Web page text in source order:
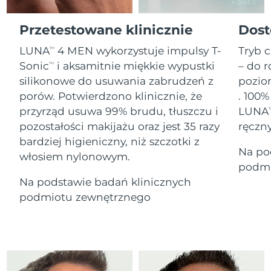
Przetestowane klinicznie
LUNATM
4 MEN wykorzystuje impulsy T-
SonicTM
i aksamitnie miękkie wypustki
silikonowe do usuwania zabrudzeń z
porów. Potwierdzono klinicznie, że
przyrząd usuwa 99% brudu, tłuszczu i
pozostałości makijażu oraz jest 35 razy
bardziej higieniczny, niż szczotki z
włosiem nylonowym.
Na podstawie badań klinicznych
podmiotu zewnętrznego
Tryb
– do
.
LUNA
Na
All revitalizing eye massagers
Advanced pore care essentials
Serum
issa™ Teeth Whitening Gel
18% PAP
Kosmetyki Mężczyźni
Kupuj
FOREO APP
O NAS
Gibraltar
Oczekiwany czas dostawy
SRA Hongkong
(Chiny)
Oczekiwany czas dostawy
8/12/26
Węgry
Oczekiwany czas dostawy
8/11/26
Islandia
Oczekiwany czas dostawy
8/12/26
Indonezja
Oczekiwany czas dostawy
Wyspa Man
Oczekiwany czas dostawy
8/13/26